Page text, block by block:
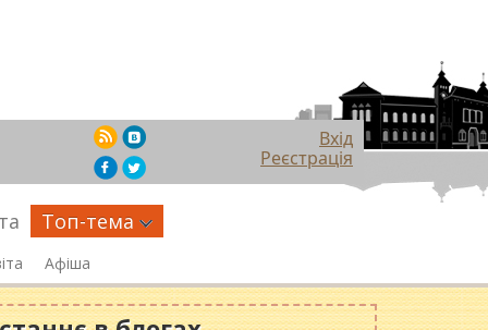
Вхід
Реєстрація
Топ-тема
Афіша